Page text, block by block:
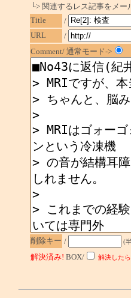
└> 関連するレス記事をメー
Title
/
URL
/
Comment/ 通常モード->
削除キー / (
解決済み! BOX/ 解決した